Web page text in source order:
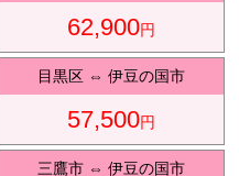
紹
62,900円
目黒区⇔ 伊豆の国市
57,500円
三鷹市⇔ 伊豆の国市